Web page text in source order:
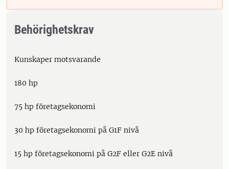
Behörighetskrav
Kunskaper motsvarande
180 hp
75 hp företagsekonomi
30 hp företagsekonomi på G1F nivå
15 hp företagsekonomi på G2F eller G2E nivå